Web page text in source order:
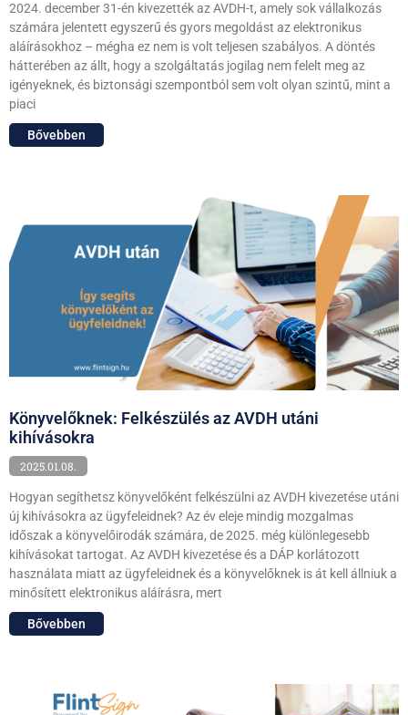
2024. december 31-én kivezették az AVDH-t, amely sok vállalkozás
számára jelentett egyszerű és gyors megoldást az elektronikus
aláírásokhoz – mégha ez nem is volt teljesen szabályos. A döntés
hátterében az állt, hogy a szolgáltatás jogilag nem felelt meg az
igényeknek, és biztonsági szempontból sem volt olyan szintű, mint a
piaci
Bővebben
Könyvelőknek: Felkészülés az AVDH utáni
kihívásokra
2025.01.08.
Hogyan segíthetsz könyvelőként felkészülni az AVDH kivezetése utáni
új kihívásokra az ügyfeleidnek? Az év eleje mindig mozgalmas
időszak a könyvelőirodák számára, de 2025. még különlegesebb
kihívásokat tartogat. Az AVDH kivezetése és a DÁP korlátozott
használata miatt az ügyfeleidnek és a könyvelőknek is át kell állniuk a
minősített elektronikus aláírásra, mert
Bővebben